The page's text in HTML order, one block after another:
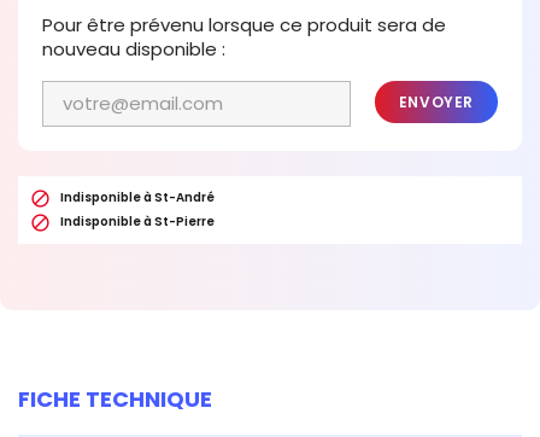
Pour être prévenu lorsque ce produit sera de
nouveau disponible :
ENVOYER
 Indisponible à St-André
 Indisponible à St-Pierre
FICHE TECHNIQUE